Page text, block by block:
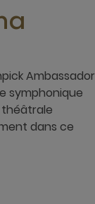
Ambassador
symphonique
dans ce